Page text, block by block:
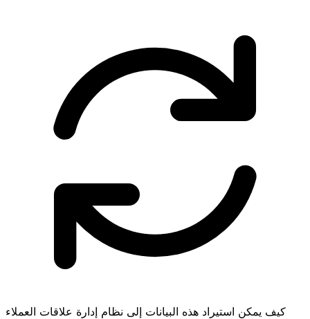
كيف يمكن استيراد هذه البيانات إلى نظام إدارة علاقات العملاء